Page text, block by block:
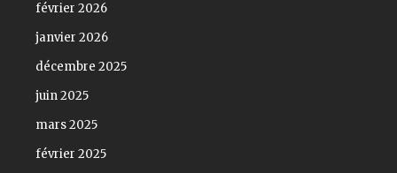
février 2026
janvier 2026
décembre 2025
juin 2025
mars 2025
février 2025